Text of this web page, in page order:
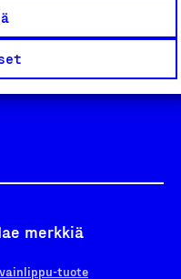
merkkiä
tuote